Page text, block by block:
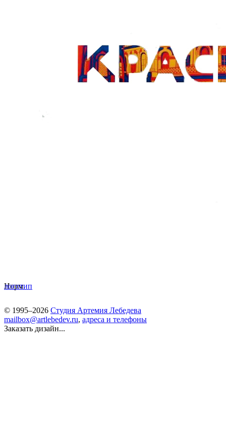
Норм.
логотип
© 1995–2026 Студия Артемия Лебедева
mailbox@artlebedev.ru, адреса и телефоны
Заказать дизайн...